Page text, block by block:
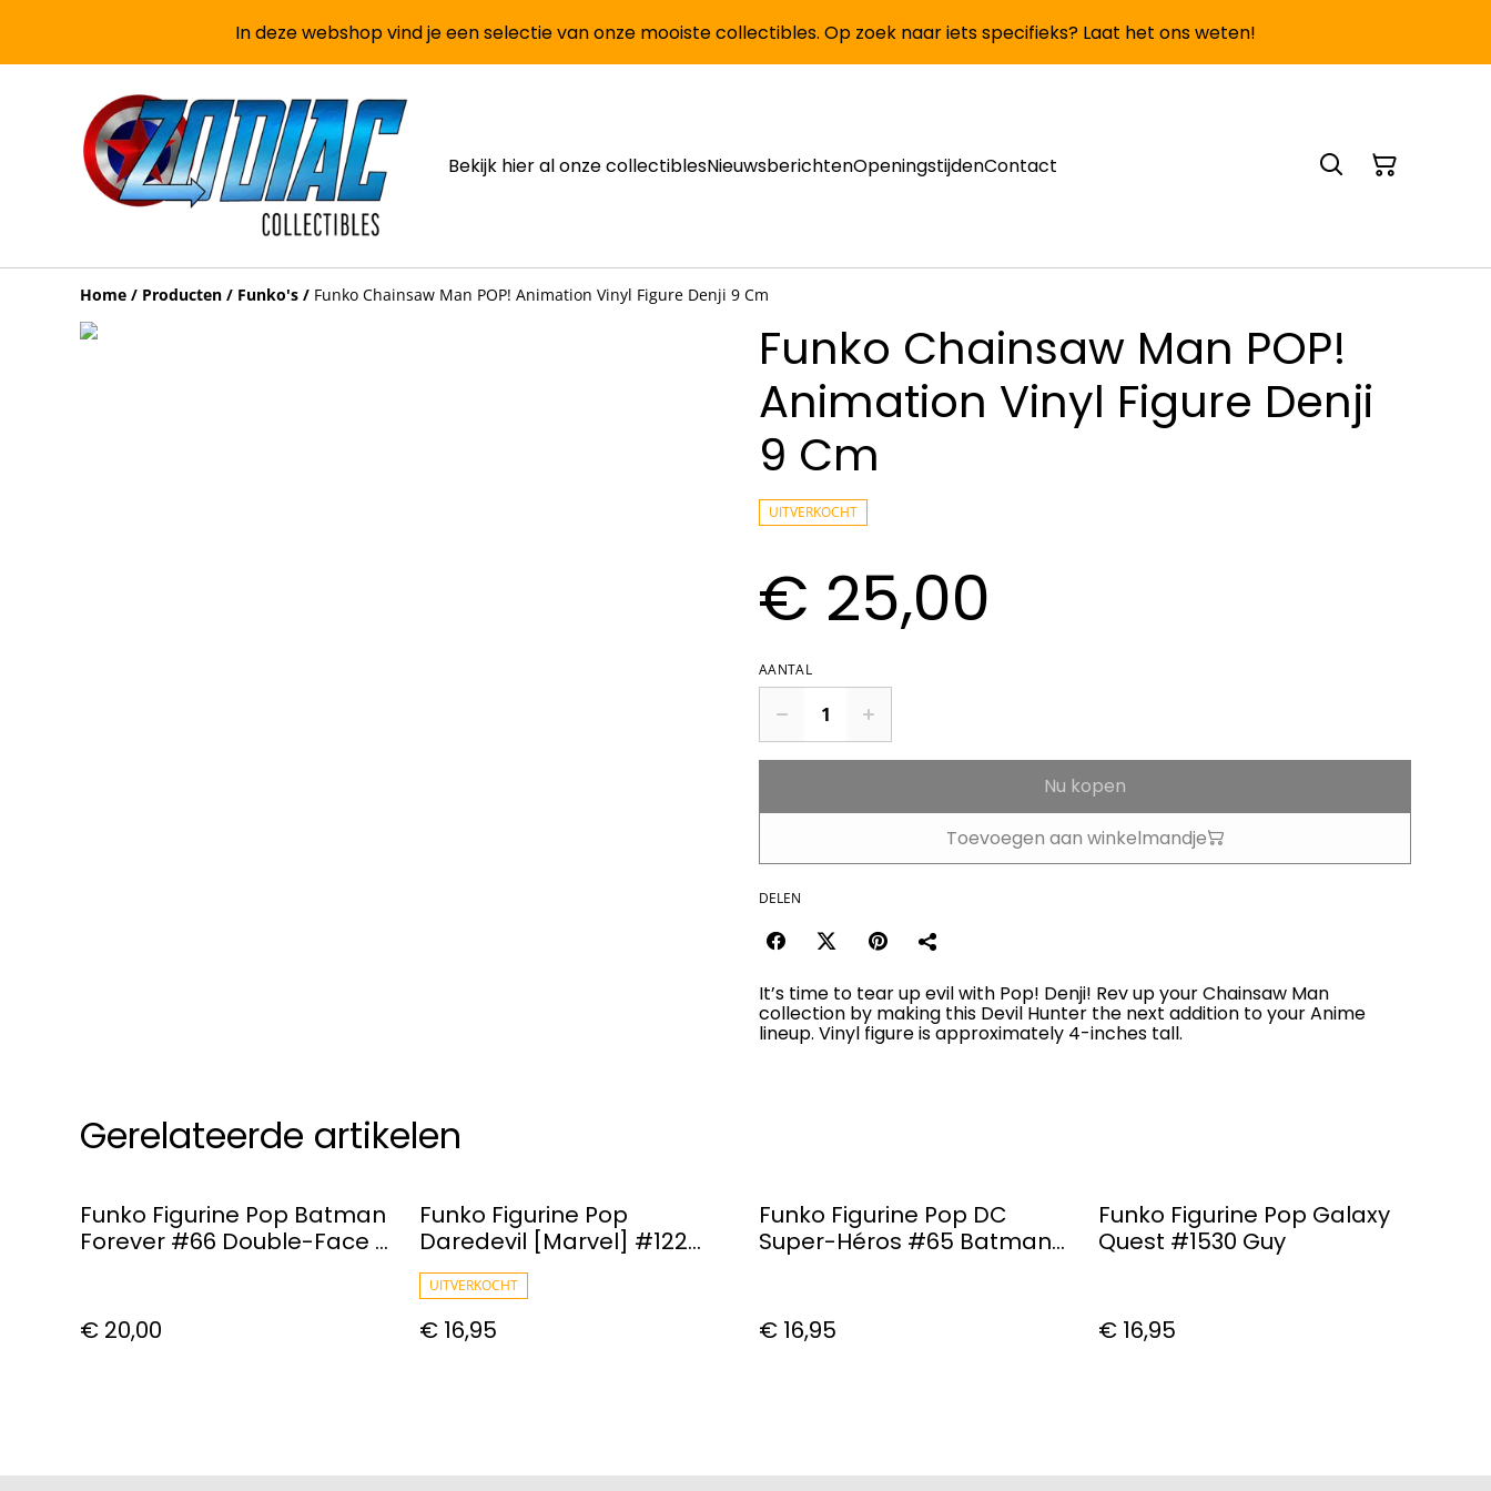
In deze webshop vind je een selectie van onze mooiste collectibles. Op zoek naar iets specifieks? Laat het ons weten!
Bekijk hier al onze collectiblesNieuwsberichtenOpeningstijdenContact
Home / Producten / Funko's / Funko Chainsaw Man POP! Animation Vinyl Figure Denji 9 Cm
Funko Chainsaw Man POP!
Animation Vinyl Figure Denji
9 Cm
UITVERKOCHT
€ 25,00
AANTAL
Nu kopen
Toevoegen aan winkelmandje
DELEN
It’s time to tear up evil with Pop! Denji! Rev up your Chainsaw Man
collection by making this Devil Hunter the next addition to your Anime
lineup. Vinyl figure is approximately 4-inches tall.
Gerelateerde artikelen
Funko Figurine Pop Batman
Forever #66 Double-Face -
€ 20,00
Funko Figurine Pop
Daredevil [Marvel] #122
Wilson Fisk
UITVERKOCHT
€ 16,95
Funko Figurine Pop DC
Super-Héros #65 Batman
€ 16,95
Funko Figurine Pop Galaxy
Quest #1530 Guy
€ 16,95